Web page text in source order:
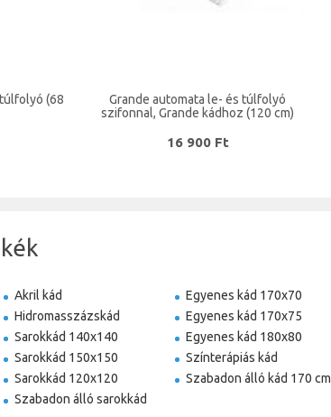
(68
Grande automata le- és túlfolyó
szifonnal, Grande kádhoz (120 cm)
16 900 Ft
Akril kád
Hidromasszázskád
Sarokkád 140x140
Sarokkád 150x150
Sarokkád 120x120
Szabadon álló sarokkád
Egyenes kád 170x70
Egyenes kád 170x75
Egyenes kád 180x80
Színterápiás kád
Szabadon álló kád 170 cm